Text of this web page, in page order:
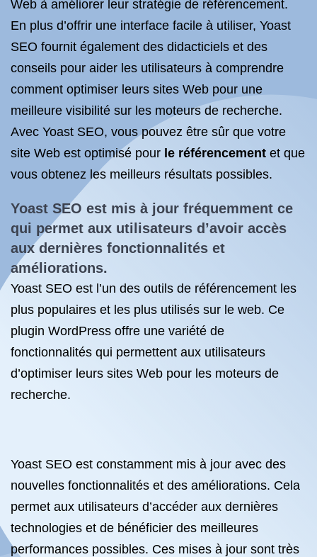
Web à améliorer leur stratégie de référencement.
En plus d’offrir une interface facile à utiliser, Yoast
SEO fournit également des didacticiels et des
conseils pour aider les utilisateurs à comprendre
comment optimiser leurs sites Web pour une
meilleure visibilité sur les moteurs de recherche.
Avec Yoast SEO, vous pouvez être sûr que votre
site Web est optimisé pour le référencement et que
vous obtenez les meilleurs résultats possibles.
Yoast SEO est mis à jour fréquemment ce
qui permet aux utilisateurs d’avoir accès
aux dernières fonctionnalités et
améliorations.
Yoast SEO est l’un des outils de référencement les
plus populaires et les plus utilisés sur le web. Ce
plugin WordPress offre une variété de
fonctionnalités qui permettent aux utilisateurs
d’optimiser leurs sites Web pour les moteurs de
recherche.
Yoast SEO est constamment mis à jour avec des
nouvelles fonctionnalités et des améliorations. Cela
permet aux utilisateurs d’accéder aux dernières
technologies et de bénéficier des meilleures
performances possibles. Ces mises à jour sont très